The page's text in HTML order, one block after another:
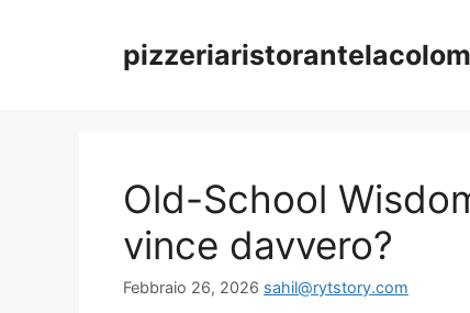
Old-School
vince davvero?
Febbraio 26, 2026 sahil@rytstory.com